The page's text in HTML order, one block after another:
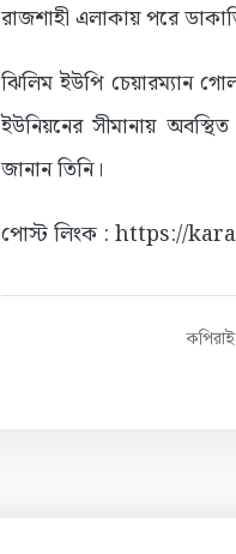
রাজশাহী এলাকায় পরে
ঝিলিম ইউপি চেয়ারম্যান
ইউনিয়নের সীমানায়
জানান তিনি।
পোস্ট লিংক : https://